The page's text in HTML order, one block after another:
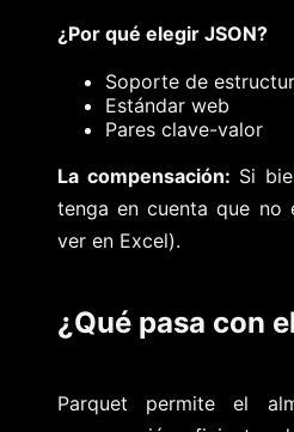
¿Por qué elegir JSON?
Soporte de
Estándar web
Pares clave-valor
La compensación: Si
tenga en cuenta que no
ver en Excel).
¿Qué pasa con
Parquet permite el